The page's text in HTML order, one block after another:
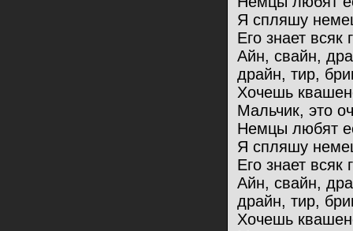
Я спляшу
Его знает всяк
Айн, свайн,
драйн, тир,
Хочешь
Мальчик, это
Немцы любят
Я спляшу
Его знает всяк
Айн, свайн,
драйн, тир,
Хочешь